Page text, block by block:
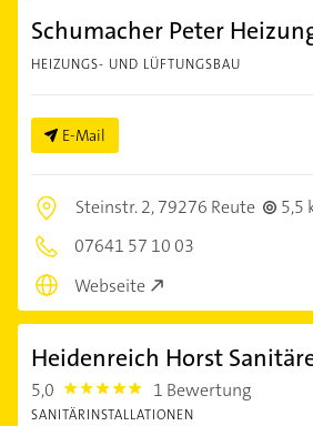
Schumacher Peter
HEIZUNGS- UND LÜFTUNGSBAU
E-Mail
Steinstr. 2,79276 Reute
5,5
07641 57 10 03
Webseite
Heidenreich Horst
5,0 5.0 1 Bewertung
SANITÄRINSTALLATIONEN